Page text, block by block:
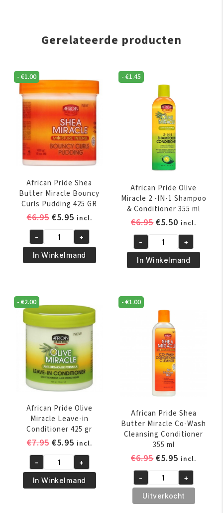
Gerelateerde producten
-€1.00
African Pride Shea
Butter Miracle Bouncy
Curls Pudding 425 GR
€6.95 Oorspronkelijke
was:
€6.95.
€5.95Huidige
prijs
is:
€5.95.
incl.
African
Pride
Shea
Bouncy
Curls
Pudding
GR
aantal
- +
In Winkelmand
-€1.45
African Pride Olive
Miracle 2 -IN-1 Shampoo
& Conditioner 355 ml
€6.95
was:
€6.95.
€5.50 Huidige
prijs
is:
€5.50.
incl.
African
Pride
Olive
2
-
Shampoo
Conditioner
- +
In Winkelmand
-€2.00
African Pride Olive
Miracle Leave-in
Conditioner 425 gr
€7.95 Oorspronkelijke
was:
€7.95.
€5.95Huidige
prijs
is:
€5.95.
incl.
African
Pride
Olive
- +
In Winkelmand
-€1.00
African Pride Shea
Butter Miracle Co-Wash
Cleansing Conditioner
355 ml
€6.95
was:
€6.95.
€5.95 Huidige
prijs
is:
€5.95.
incl.
African
Pride
Shea
- +
Uitverkocht